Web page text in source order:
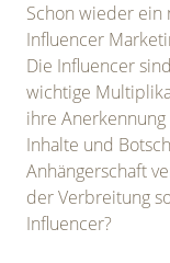
Schon wieder ein
Influencer
Die Influencer
wichtige
ihre
Inhalte und
Anhängerschaft
der Verbreitung
Influencer?